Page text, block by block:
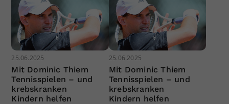
25.06.2025
Mit Dominic Thiem
Tennisspielen – und
krebskranken
Kindern helfen
25.06.2025
Mit Dominic Thiem
Tennisspielen – und
krebskranken
Kindern helfen